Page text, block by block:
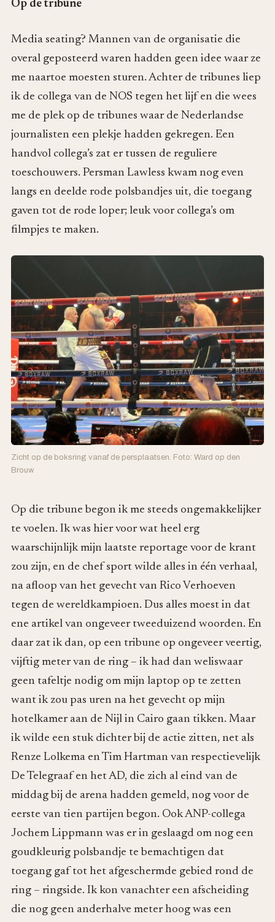
Op de tribune
Media seating? Mannen van de organisatie die
overal geposteerd waren hadden geen idee waar ze
me naartoe moesten sturen. Achter de tribunes liep
ik de collega van de NOS tegen het lijf en die wees
me de plek op de tribunes waar de Nederlandse
journalisten een plekje hadden gekregen. Een
handvol collega’s zat er tussen de reguliere
toeschouwers. Persman Lawless kwam nog even
langs en deelde rode polsbandjes uit, die toegang
gaven tot de rode loper; leuk voor collega’s om
filmpjes te maken.
Zicht op de boksring vanaf de persplaatsen. Foto: Ward op den
Brouw
Op die tribune begon ik me steeds ongemakkelijker
te voelen. Ik was hier voor wat heel erg
waarschijnlijk mijn laatste reportage voor de krant
zou zijn, en de chef sport wilde alles in één verhaal,
na afloop van het gevecht van Rico Verhoeven
tegen de wereldkampioen. Dus alles moest in dat
ene artikel van ongeveer tweeduizend woorden. En
daar zat ik dan, op een tribune op ongeveer veertig,
vijftig meter van de ring – ik had dan weliswaar
geen tafeltje nodig om mijn laptop op te zetten
want ik zou pas uren na het gevecht op mijn
hotelkamer aan de Nijl in Cairo gaan tikken. Maar
ik wilde een stuk dichter bij de actie zitten, net als
Renze Lolkema en Tim Hartman van respectievelijk
De Telegraaf en het AD, die zich al eind van de
middag bij de arena hadden gemeld, nog voor de
eerste van tien partijen begon. Ook ANP-collega
Jochem Lippmann was er in geslaagd om nog een
goudkleurig polsbandje te bemachtigen dat
toegang gaf tot het afgeschermde gebied rond de
ring – ringside. Ik kon vanachter een afscheiding
die nog geen anderhalve meter hoog was een